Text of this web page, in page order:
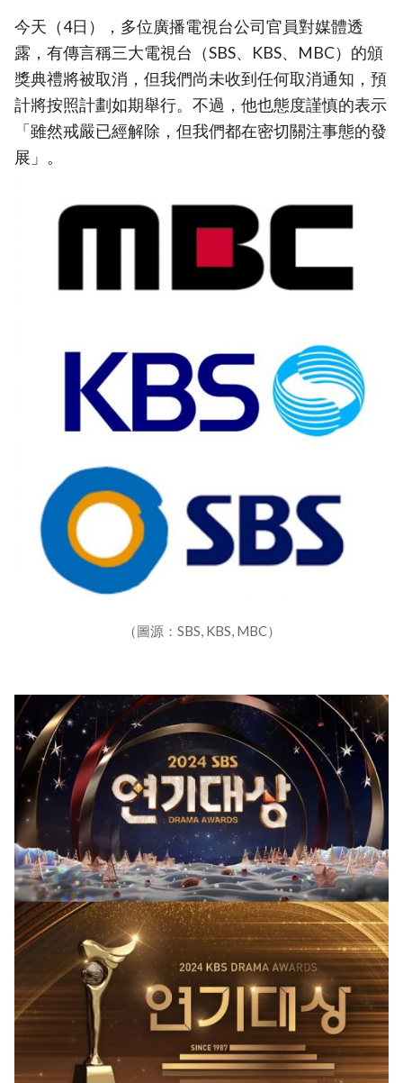
今天（4日），多位廣播電視台公司官員對媒體透
露，有傳言稱三大電視台（SBS、KBS、MBC）的頒
獎典禮將被取消，但我們尚未收到任何取消通知，預
計將按照計劃如期舉行。不過，他也態度謹慎的表示
「雖然戒嚴已經解除，但我們都在密切關注事態的發
展」。
（圖源：SBS, KBS, MBC）